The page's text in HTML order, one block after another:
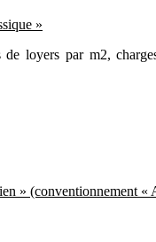
»
de loyers par m2,
» (conventionnement «